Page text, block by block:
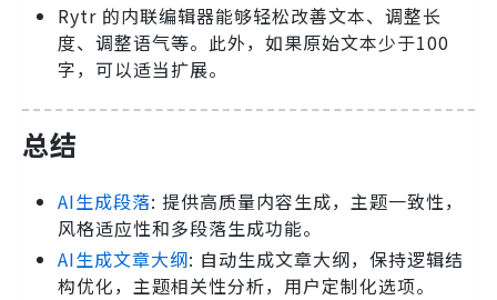
Rytr 的内联编辑器能够轻松改善文本、调整长
度、调整语气等。此外，如果原始文本少于100
字，可以适当扩展。
总结
AI生成段落: 提供高质量内容生成，主题一致性，
风格适应性和多段落生成功能。
AI生成文章大纲: 自动生成文章大纲，保持逻辑结
构优化，主题相关性分析，用户定制化选项。